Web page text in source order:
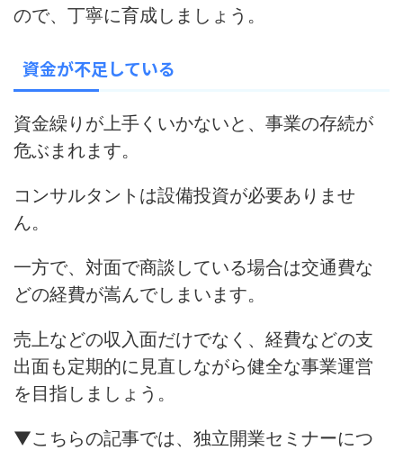
ので、丁寧に育成しましょう。
資金が不足している
資金繰りが上手くいかないと、 事業の存続が
危ぶまれます。
コンサルタントは設備投資が必要ありませ
ん。
一方で、対面で商談している場合は交通費な
どの経費が嵩んでしまいます。
売上などの収入面だけでなく、経費などの支
出面も定期的に見直しながら健全な事業運営
を目指しましょう。
▼こちらの記事では、独立開業セミナーにつ